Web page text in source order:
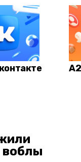
воблы